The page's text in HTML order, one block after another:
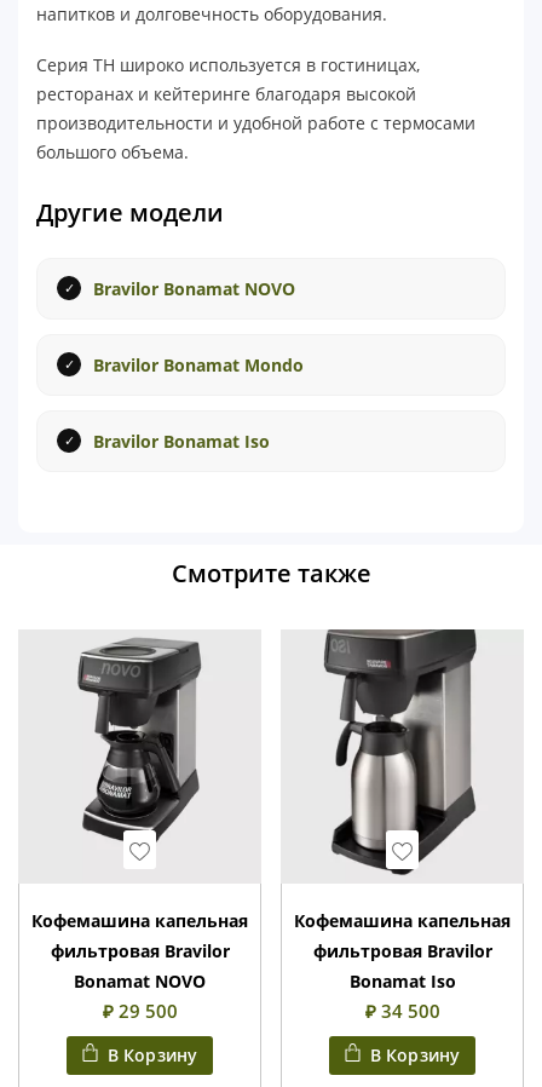
напитков и долговечность оборудования.
Серия TH широко используется в гостиницах,
ресторанах и кейтеринге благодаря высокой
производительности и удобной работе с термосами
большого объема.
Другие модели
Bravilor Bonamat NOVO
Bravilor Bonamat Mondo
Bravilor Bonamat Iso
Смотрите также
Кофемашина капельная
фильтровая Bravilor
Bonamat NOVO
₽ 29 500
В Корзину
Кофемашина капельная
фильтровая Bravilor
Bonamat Iso
₽ 34 500
В Корзину